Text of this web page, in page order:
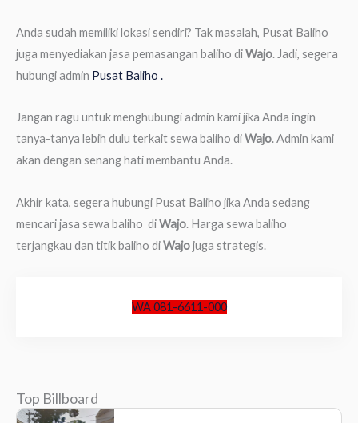
Anda sudah memiliki lokasi sendiri? Tak masalah, Pusat Baliho
juga menyediakan jasa pemasangan baliho diWajo. Jadi, segera
hubungi admin Pusat Baliho .
Jangan ragu untuk menghubungi admin kami jika Anda ingin
tanya-tanya lebih dulu terkait sewa baliho diWajo. Admin kami
akan dengan senang hati membantu Anda.
Akhir kata, segera hubungi Pusat Baliho jika Anda sedang
mencari jasa sewa baliho diWajo. Harga sewa baliho
terjangkau dan titik baliho diWajojuga strategis.
WA 081-6611-000
Top Billboard